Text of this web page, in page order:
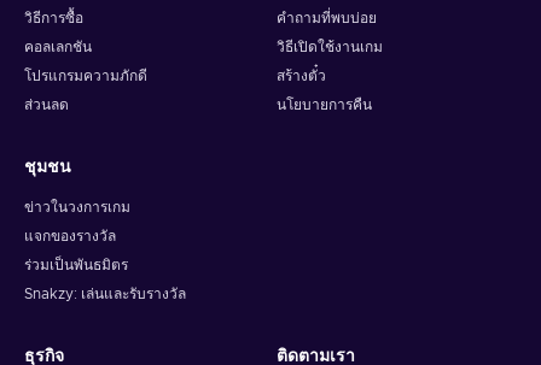
Sign-in or click on your profile name;
Select the Redeem Gift Card option;
How to redeem the iTunes code on Windows
PC?
Press the Account button on top of the iTunes window;
Click the Redeem option;
วิธีการซื้อ
คอลเลกชัน
โปรแกรมความภักดี
ส่วนลด
คำถามที่พบบ่อย
วิธีเปิดใช้งานเกม
สร้างตั๋ว
นโยบายการคืน
ชุมชน
ข่าวในวงการเกม
แจกของรางวัล
ร่วมเป็นพันธมิตร
Snakzy: เล่นและรับรางวัล
ธุรกิจ ติดตามเรา